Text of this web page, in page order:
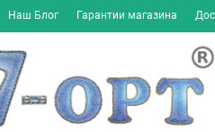
Наш Блог Гарантии магазина